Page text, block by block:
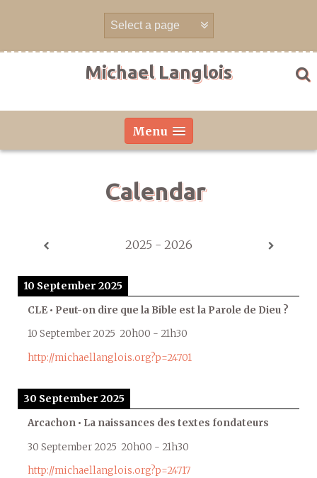
Michael Langlois
Menu
Calendar
2025 - 2026
10 September 2025
CLE • Peut-on dire que la Bible est la Parole de Dieu ?
10 September 2025 20h00 - 21h30
http://michaellanglois.org?p=24701
30 September 2025
Arcachon • La naissances des textes fondateurs
30 September 2025 20h00 - 21h30
http://michaellanglois.org?p=24717